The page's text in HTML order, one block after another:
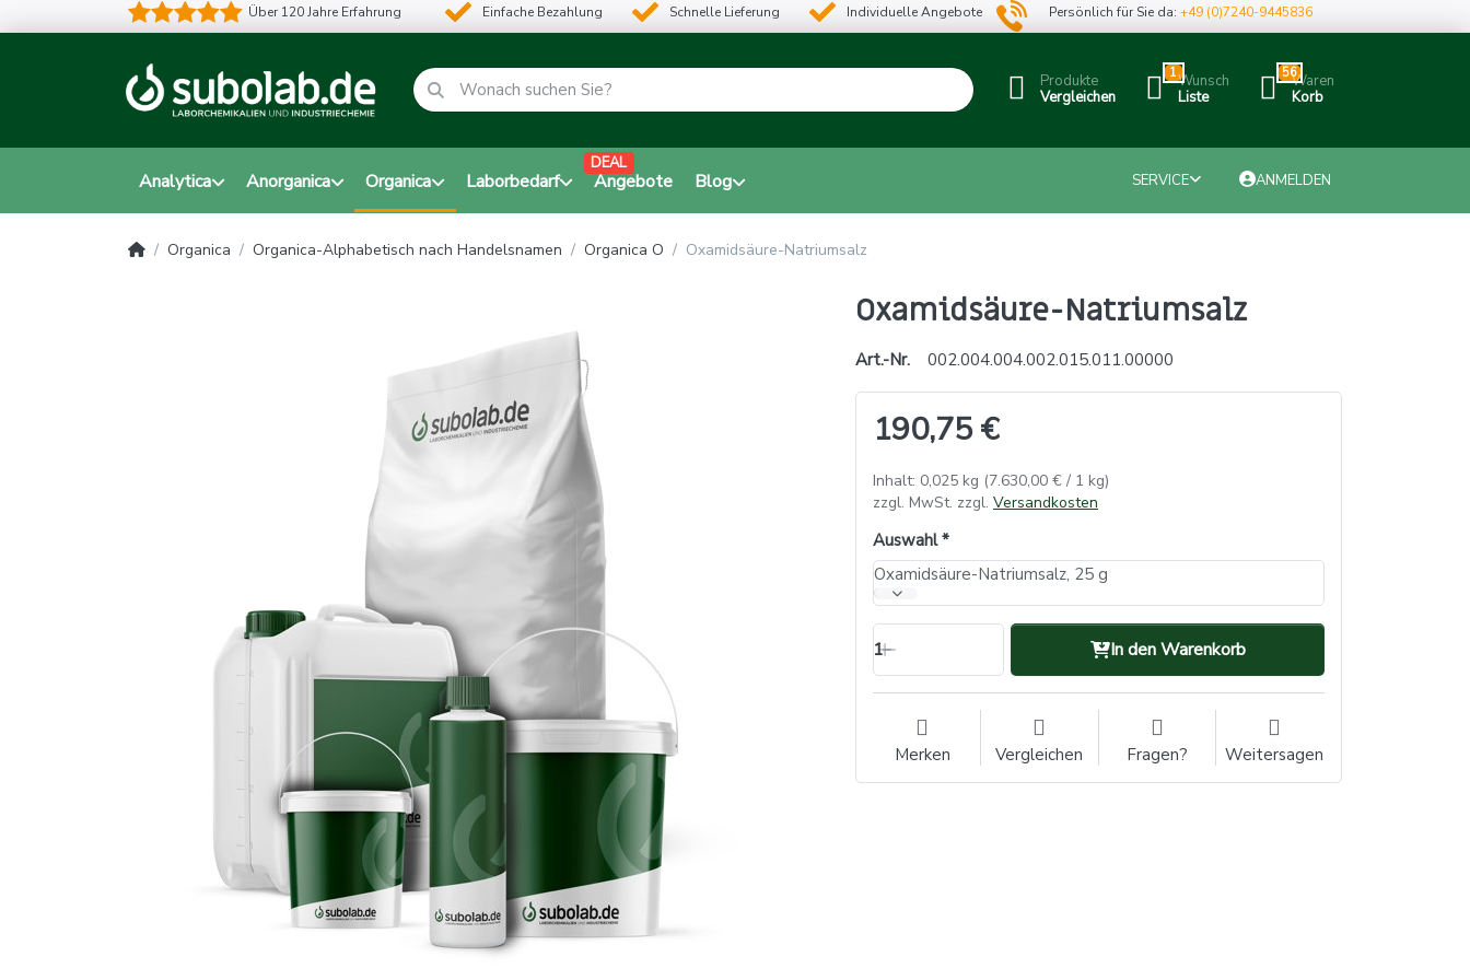
Über 120 Jahre Erfahrung Einfache Bezahlung Schnelle Lieferung Individuelle Angebote Persönlich für Sie da:+49 (0)7240-9445836
Produkte
Vergleichen
1Wunsch
Liste
56Waren
Korb
Analytica Anorganica Organica Laborbedarf Angebote
DEAL
Blog SERVICE ANMELDEN
Organica Organica-Alphabetisch nach Handelsnamen Organica O Oxamidsäure-Natriumsalz
Oxamidsäure-Natriumsalz
Art.-Nr. 002.004.004.002.015.011.00000
190,75 €
Inhalt: 0,025 kg (7.630,00 € / 1 kg)
zzgl. MwSt. zzgl. Versandkosten
Auswahl
Oxamidsäure-Natriumsalz, 25 g
1 In den Warenkorb
Merken Vergleichen Fragen? Weitersagen